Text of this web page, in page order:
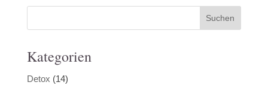
Kategorien
Detox (14)